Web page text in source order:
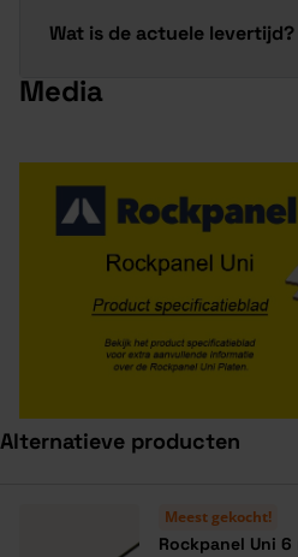
Wat is de actuele levertijd?
Media
Alternatieve producten
Meest gekocht!
Rockpanel Uni 6